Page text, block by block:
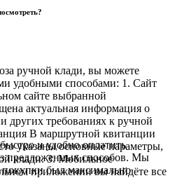
ручной клади, вы можете
удобными способами: 1. Сайт
сайте выбранной
актуальная информация о
других требованиях к ручной
В маршрутной квитанции
указаны основные параметры,
клади. 3. Мобильное
приложении вы найдёте все
и удобно оплатить
предложенных способов. Мы
покупки был максимально